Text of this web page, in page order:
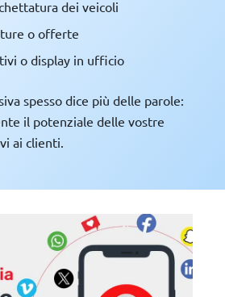
dei veicoli
o offerte
o display in ufficio
spesso dice più delle parole:
il potenziale delle vostre
ai clienti.